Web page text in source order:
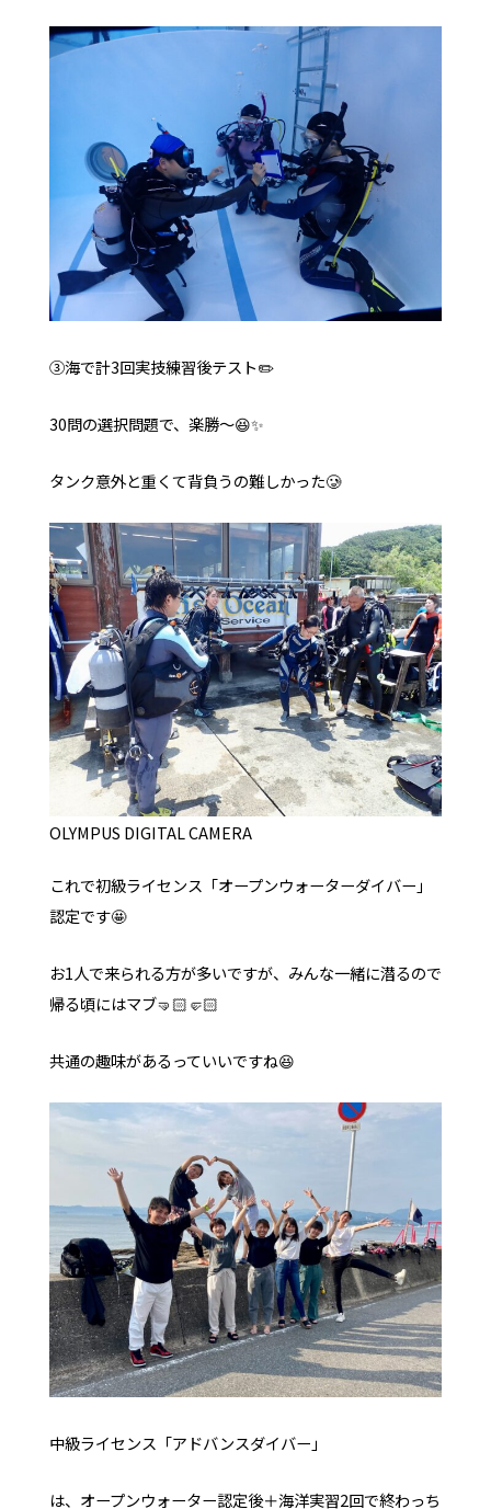
③海で計3回実技練習後テスト✏️
30問の選択問題で、楽勝〜😆✨
タンク意外と重くて背負うの難しかった🥲
OLYMPUS DIGITAL CAMERA
これで初級ライセンス「オープンウォーターダイバー」
認定です🤩
お1人で来られる方が多いですが、みんな一緒に潜るので
帰る頃にはマブ🤜🏻🤛🏻
共通の趣味があるっていいですね😆
中級ライセンス「アドバンスダイバー」
は、オープンウォーター認定後＋海洋実習2回で終わっち